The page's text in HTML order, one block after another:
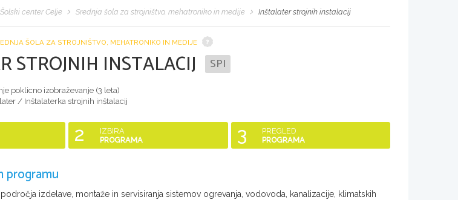
Šolski center Celje Srednja šola za strojništvo, mehatroniko in medije Inštalater strojnih instalacij
ŠOLA ZA STROJNIŠTVO, MEHATRONIKO IN MEDIJE
STROJNIH INSTALACIJ SPI
poklicno izobraževanje (3 leta)
/ Inštalaterka strojnih inštalacij
2
IZBIRA
PROGRAMA
3
PREGLED
PROGRAMA
programu
izdelave, montaže in servisiranja sistemov ogrevanja, vodovoda, kanalizacije, klimatskih